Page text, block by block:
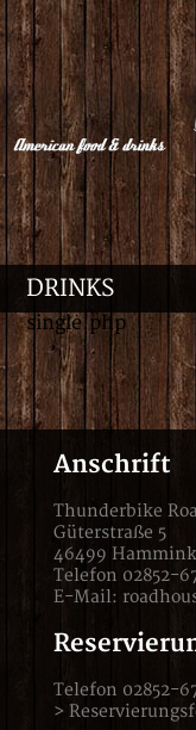
DRINKS
single.php
Anschrift
Thunderbike
Güterstraße 5
46499
Telefon 02852-
E-Mail:
Telefon 02852-
>